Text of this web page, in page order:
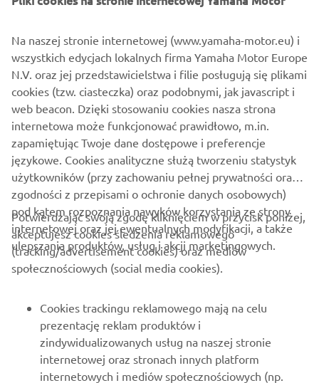
HARMO 1.0
Brand new integrated electric propulsion unit and
steering control system, featuring the brand’s
signature engineering excellence and innovation.
DISCOVER MORE
O FIRMIE
DLA BIZNESU
WIĘCEJ YAMAHA
WSPARCIE
Na naszej stronie internetowej (www.yamaha-motor.eu) i
wszystkich edycjach lokalnych firma Yamaha Motor Europe
N.V. oraz jej przedstawicielstwa i filie posługują się plikami
cookies (tzw. ciasteczka) oraz podobnymi, jak javascript i
web beacon. Dzięki stosowaniu cookies nasza strona
internetowa może funkcjonować prawidłowo, m.in.
zapamiętując Twoje dane dostępowe i preferencje
językowe. Cookies analityczne służą tworzeniu statystyk
użytkowników (przy zachowaniu pełnej prywatności oraz
zgodności z przepisami o ochronie danych osobowych)
pod kątem rozpoznania nawyków korzystania ze strony
internetowej oraz jej ewentualnych modyfikacji, a także
ulepszania produktów, usług i akcji marketingowych.
Potwierdzając swoją zgodę kliknięciem w przycisk poniżej,
akceptujesz cookies śledzenia reklamowego
(tracking/advertisement cookies) oraz mediów
społecznościowych (social media cookies).
Cookies trackingu reklamowego mają na celu
prezentację reklam produktów i
zindywidualizowanych usług na naszej stronie
internetowej oraz stronach innych platform
internetowych i mediów społecznościowych (np.